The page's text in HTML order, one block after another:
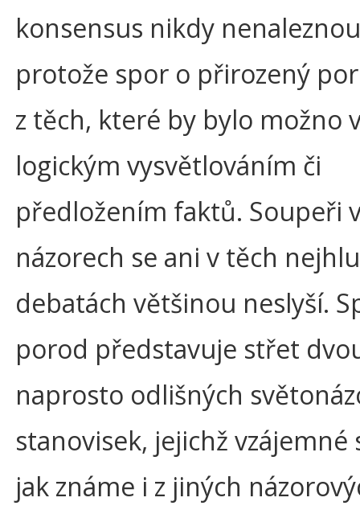
konsensus nikdy
protože spor o přirozený
z těch, které by bylo možno
logickým vysvětlováním či
předložením faktů. Soupeři
názorech se ani v těch
debatách většinou neslyší.
porod představuje střet
naprosto odlišných
stanovisek, jejichž vzájemné
jak známe i z jiných